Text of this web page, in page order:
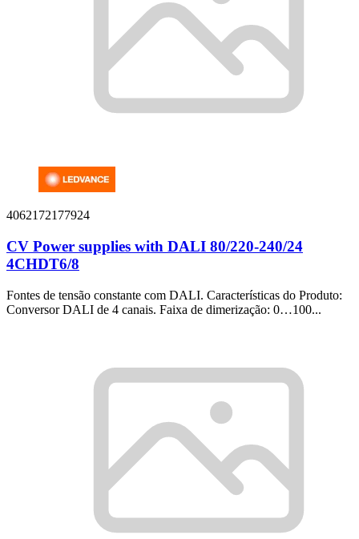
4062172177924
CV Power supplies with DALI 80/220-240/24
4CHDT6/8
Fontes de tensão constante com DALI. Características do Produto:
Conversor DALI de 4 canais. Faixa de dimerização: 0…100...